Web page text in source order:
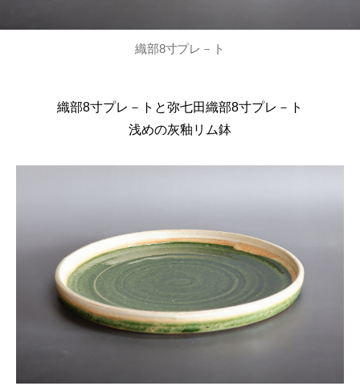
織部8寸プレ－ト
織部8寸プレ－トと弥七田織部8寸プレ－ト
浅めの灰釉リム鉢